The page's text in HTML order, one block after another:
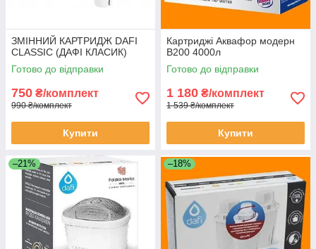
ЗМІННИЙ КАРТРИДЖ DAFI
CLASSIC (ДАФІ КЛАСИК)
Готово до відправки
750 ₴/комплект
990 ₴/комплект
Купити
Картриджі Аквафор модерн
В200 4000л
Готово до відправки
1 180 ₴/комплект
1 539 ₴/комплект
Купити
–21% –18%